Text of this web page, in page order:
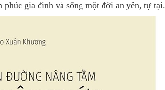
phúc gia đình và sống một đời an yên, tự tại.